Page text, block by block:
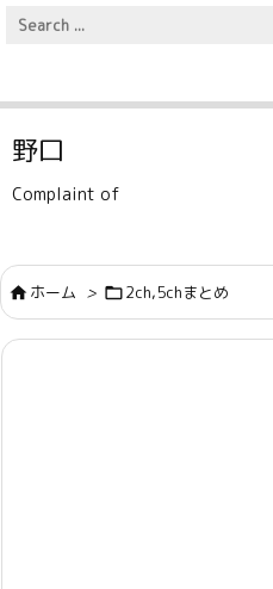
野口
Complaint of
ホーム > 2ch,5chまとめ